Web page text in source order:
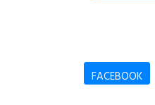
FACEBOOK